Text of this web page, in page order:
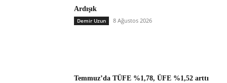
Ardışık
Demir Uzun 8 Ağustos 2026
Temmuz’da TÜFE %1,78, ÜFE %1,52 arttı